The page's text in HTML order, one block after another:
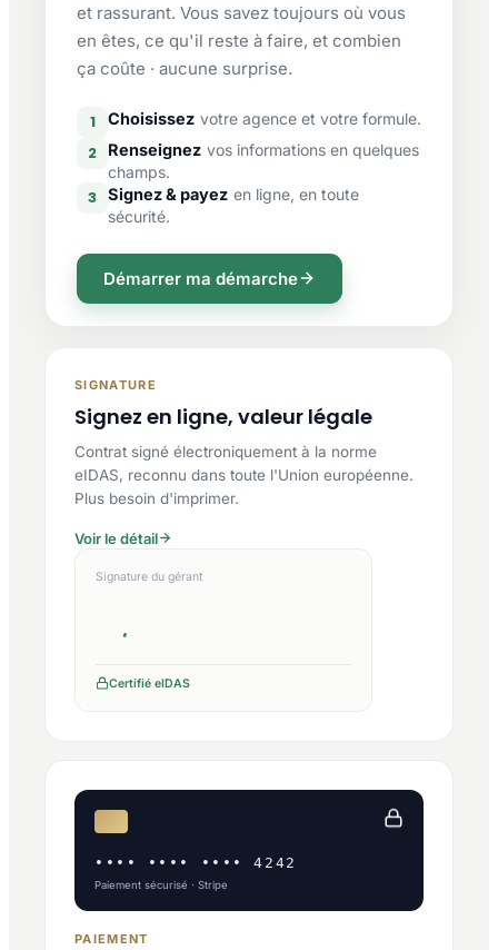
et rassurant. Vous savez toujours où vous
en êtes, ce qu'il reste à faire, et combien
ça coûte · aucune surprise.
1 Choisissez votre agence et votre formule.
2 Renseignez vos informations en quelques
champs.
3 Signez & payez en ligne, en toute
sécurité.
Démarrer ma démarche
SIGNATURE
Signez en ligne, valeur légale
Contrat signé électroniquement à la norme
eIDAS, reconnu dans toute l'Union européenne.
Plus besoin d'imprimer.
Voir le détail
Signature du gérant
Certifié eIDAS
•••• •••• •••• 4242
Paiement sécurisé · Stripe
PAIEMENT